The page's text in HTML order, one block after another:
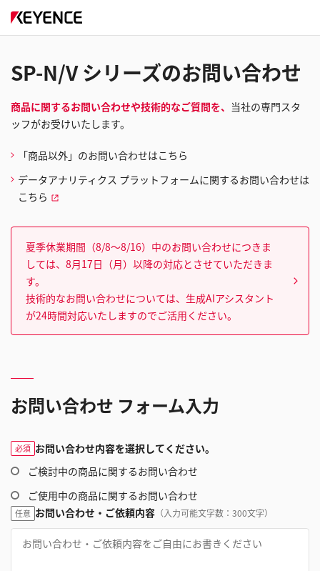
SP-N/V シリーズのお問い合わせ
商品に関するお問い合わせや技術的なご質問を、 当社の専門スタ
ッフがお受けいたします。
「商品以外」のお問い合わせはこちら
データアナリティクス プラットフォームに関するお問い合わせは
こちら
夏季休業期間（8/8～8/16）中のお問い合わせにつきま
しては、8月17日（月）以降の対応とさせていただきま
す。
技術的なお問い合わせについては、生成AIアシスタント
が24時間対応いたしますのでご活用ください。
お問い合わせ フォーム入力
必須 お問い合わせ内容を選択してください。
ご検討中の商品に関するお問い合わせ
ご使用中の商品に関するお問い合わせ
任意 お問い合わせ・ご依頼内容 （入力可能文字数：300文字）